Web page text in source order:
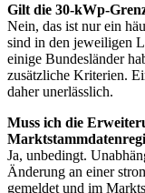
Gilt die 30-kWp-
Nein, das ist nur ein
sind in den jeweiligen
einige Bundesländer
zusätzliche Kriterien.
daher unerlässlich.
Muss ich die
Ja, unbedingt.
Änderung an einer
gemeldet und im